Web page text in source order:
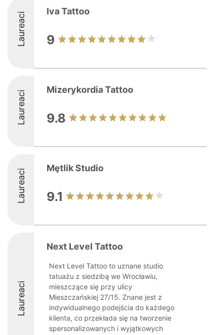
Laureaci Iva Tattoo
9
Laureaci Mizerykordia Tattoo
9.8
Laureaci Mętlik Studio
9.1
Laureaci
Next Level Tattoo
Next Level Tattoo to uznane studio
tatuażu z siedzibą we Wrocławiu,
mieszczące się przy ulicy
Mieszczańskiej 27/15. Znane jest z
indywidualnego podejścia do każdego
klienta, co przekłada się na tworzenie
spersonalizowanych i wyjątkowych